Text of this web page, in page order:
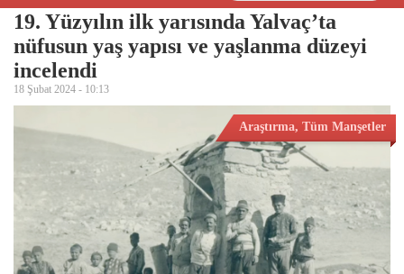
19. Yüzyılın ilk yarısında Yalvaç’ta
nüfusun yaş yapısı ve yaşlanma düzeyi
incelendi
18 Şubat 2024 - 10:13
Araştırma, Tüm Manşetler